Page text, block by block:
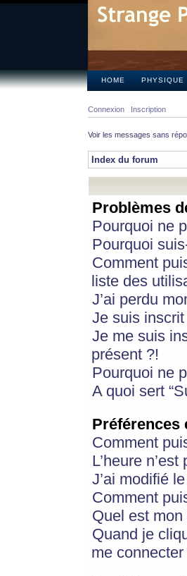
HOME PHYSIQUE
Connexion Inscription
Voir les messages sans
Index du forum
Problèmes
Pourquoi ne
Pourquoi
Comment
liste des
J’ai perdu
Je suis
Je me suis
présent ?!
Pourquoi ne
A quoi sert
Préférences
Comment
L’heure
J’ai modifié
Comment
Quel est
Quand je
me connecter